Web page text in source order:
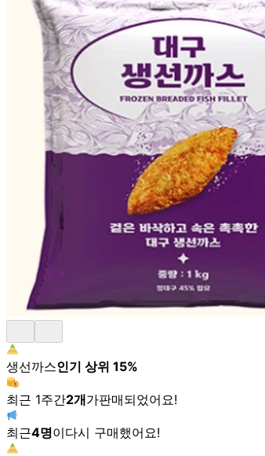
생선까스인기 상위 15%
최근 1주간2개가판매되었어요!
최근4명이다시 구매했어요!